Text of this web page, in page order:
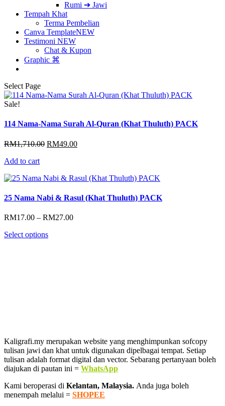
Rumi ➔ Jawi
Tempah Khat
Terma Pembelian
Canva TemplateNEW
Testimoni NEW
Chat & Kupon
Graphic ⌘
Select Page
Sale!
114 Nama-Nama Surah Al-Quran (Khat Thuluth) PACK
RM1,710.00 Original
RM49.00Current
Add to cart
25 Nama Nabi & Rasul (Khat Thuluth) PACK
RM17.00 – RM27.00Price
Select options
Kaligrafi.my merupakan website yang menghimpunkan sofcopy
tulisan jawi dan khat untuk digunakan dipelbagai tempat. Setiap
tulisan adalah format digital dan vector. Sebarang pertanyaan boleh
diajukan di pautan ini = WhatsApp
Kami beroperasi di Kelantan, Malaysia. Anda juga boleh
menempah melalui = SHOPEE